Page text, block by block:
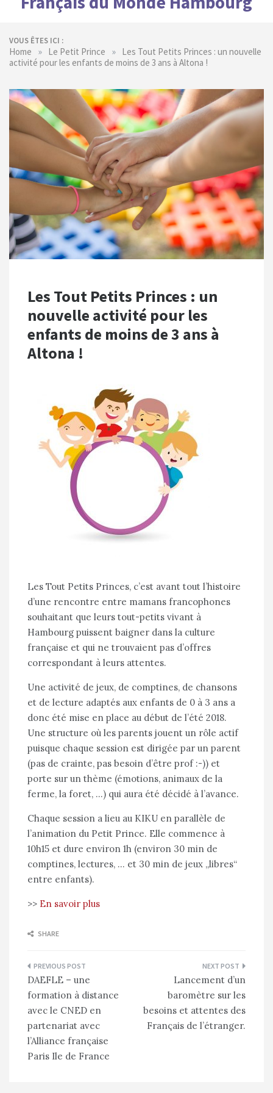
VOUS ÊTES ICI :
Home » Le Petit Prince » Les Tout Petits Princes : un nouvelle
activité pour les enfants de moins de 3 ans à Altona !
Les Tout Petits Princes : un
nouvelle activité pour les
enfants de moins de 3 ans à
Altona !
Les Tout Petits Princes, c’est avant tout l’histoire
d’une rencontre entre mamans francophones
souhaitant que leurs tout-petits vivant à
Hambourg puissent baigner dans la culture
française et qui ne trouvaient pas d’offres
correspondant à leurs attentes.
Une activité de jeux, de comptines, de chansons
et de lecture adaptés aux enfants de 0 à 3 ans a
donc été mise en place au début de l’été 2018.
Une structure où les parents jouent un rôle actif
puisque chaque session est dirigée par un parent
(pas de crainte, pas besoin d’être prof :-)) et
porte sur un thème (émotions, animaux de la
ferme, la foret, …) qui aura été décidé à l’avance.
Chaque session a lieu au KIKU en parallèle de
l’animation du Petit Prince. Elle commence à
10h15 et dure environ 1h (environ 30 min de
comptines, lectures, … et 30 min de jeux „libres“
entre enfants).
>> En savoir plus
SHARE
Navigation
de
l’article
DAEFLE – une
formation à distance
avec le CNED en
partenariat avec
l’Alliance française
Paris Ile de France
Lancement d’un
baromètre sur les
besoins et attentes des
Français de l’étranger.